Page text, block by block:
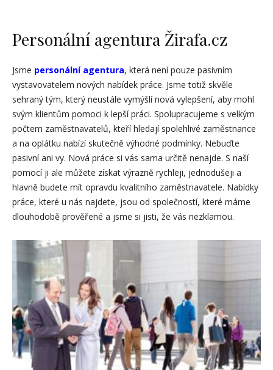
Personální agentura Žirafa.cz
Jsme personální agentura, která není pouze pasivním
vystavovatelem nových nabídek práce. Jsme totiž skvěle
sehraný tým, který neustále vymýšlí nová vylepšení, aby mohl
svým klientům pomoci k lepší práci. Spolupracujeme s velkým
počtem zaměstnavatelů, kteří hledají spolehlivé zaměstnance
a na oplátku nabízí skutečně výhodné podmínky. Nebuďte
pasivní ani vy. Nová práce si vás sama určitě nenajde. S naší
pomocí ji ale můžete získat výrazně rychleji, jednodušeji a
hlavně budete mít opravdu kvalitního zaměstnavatele. Nabídky
práce, které u nás najdete, jsou od společností, které máme
dlouhodobě prověřené a jsme si jisti, že vás nezklamou.